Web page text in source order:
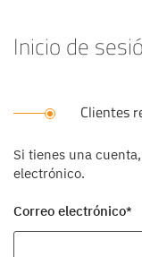
Inicio de
Clientes
Si tienes una
electrónico.
Correo electrónico